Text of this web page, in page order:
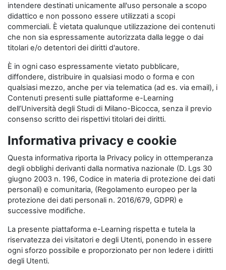
intendere destinati unicamente all'uso personale a scopo
didattico e non possono essere utilizzati a scopi
commerciali. È vietata qualunque utilizzazione dei contenuti
che non sia espressamente autorizzata dalla legge o dai
titolari e/o detentori dei diritti d'autore.
È in ogni caso espressamente vietato pubblicare,
diffondere, distribuire in qualsiasi modo o forma e con
qualsiasi mezzo, anche per via telematica (ad es. via email), i
Contenuti presenti sulle piattaforme e-Learning
dell’Università degli Studi di Milano-Bicocca, senza il previo
consenso scritto dei rispettivi titolari dei diritti.
Informativa privacy e cookie
Questa informativa riporta la Privacy policy in ottemperanza
degli obblighi derivanti dalla normativa nazionale (D. Lgs 30
giugno 2003 n. 196, Codice in materia di protezione dei dati
personali) e comunitaria, (Regolamento europeo per la
protezione dei dati personali n. 2016/679, GDPR) e
successive modifiche.
La presente piattaforma e-Learning rispetta e tutela la
riservatezza dei visitatori e degli Utenti, ponendo in essere
ogni sforzo possibile e proporzionato per non ledere i diritti
degli Utenti.